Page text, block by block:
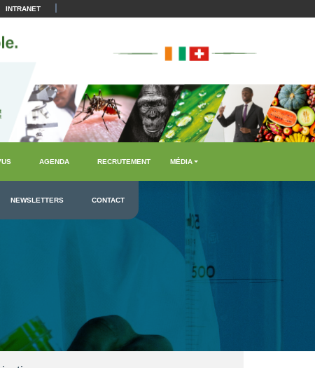
INTRANET |
AGENDA RECRUTEMENT MÉDIA
NEWSLETTERS CONTACT